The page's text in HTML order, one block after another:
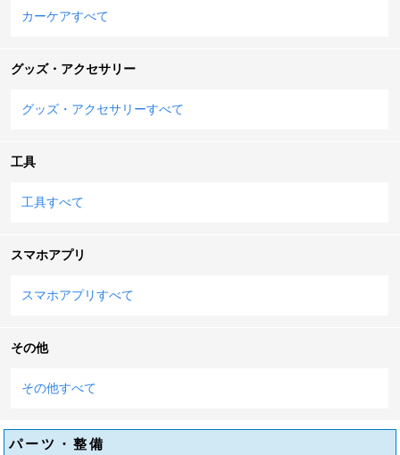
カーケアすべて
グッズ・アクセサリー
グッズ・アクセサリーすべて
工具
工具すべて
スマホアプリ
スマホアプリすべて
その他
その他すべて
パーツ・整備